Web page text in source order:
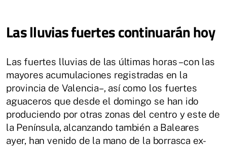
Las lluvias fuertes continuarán hoy
Las fuertes lluvias de las últimas horas –con las
mayores acumulaciones registradas en la
provincia de Valencia–, así como los fuertes
aguaceros que desde el domingo se han ido
produciendo por otras zonas del centro y este de
la Península, alcanzando también a Baleares
ayer, han venido de la mano de la borrasca ex-